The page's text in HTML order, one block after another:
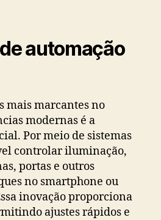
automação
mais marcantes no
modernas é a
Por meio de sistemas
controlar iluminação,
portas e outros
no smartphone ou
inovação proporciona
ajustes rápidos e